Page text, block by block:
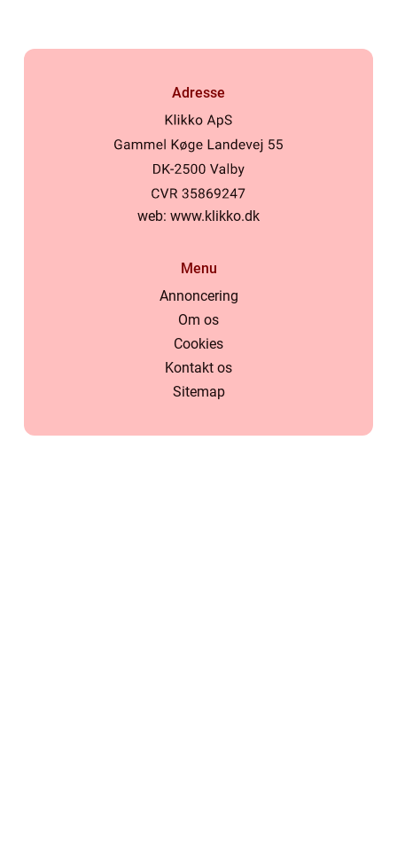
Adresse
web: www.klikko.dk
Menu
Annoncering
Om os
Cookies
Kontakt os
Sitemap